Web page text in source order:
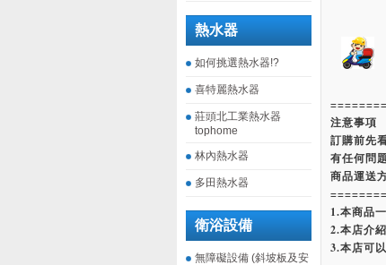
熱水器
如何挑選熱水器!?
喜特麗熱水器
莊頭北工業熱水器
tophome
林內熱水器
多田熱水器
衛浴設備
無障礙設備 (斜坡板及安
注意事項
訂購前先
有任何問
商品運送
1.本商品
2.本店介
3.本店可